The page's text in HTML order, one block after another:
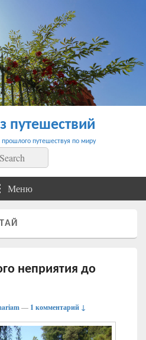
путешествий
путешествуя по миру
Поиск
Меню
неприятия до
— 1 комментарий ↓